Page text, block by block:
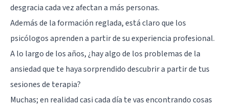
desgracia cada vez afectan a más personas.
Además de la formación reglada, está claro que los
psicólogos aprenden a partir de su experiencia profesional.
A lo largo de los años, ¿hay algo de los problemas de la
ansiedad que te haya sorprendido descubrir a partir de tus
sesiones de terapia?
Muchas; en realidad casi cada día te vas encontrando cosas